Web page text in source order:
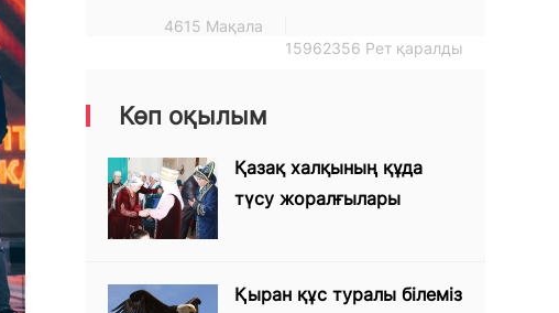
4615 Мақала
15962356 Рет қаралды
Көп оқылым
Қазақ халқының құда
түсу жоралғылары
Қыран құс туралы білеміз